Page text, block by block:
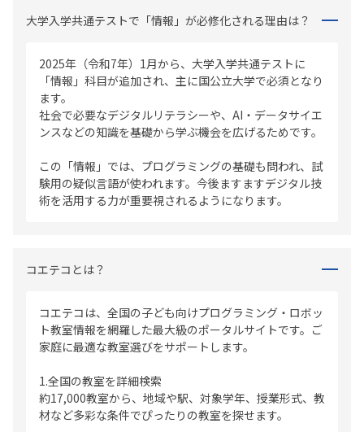
大学入学共通テストで「情報」が必修化される理由は？
2025年（令和7年）1月から、大学入学共通テストに
「情報」科目が追加され、主に国公立大学で必須となり
ます。
社会で必要なデジタルリテラシーや、AI・データサイエ
ンスなどの知識を基礎から学ぶ機会を広げるためです。
この「情報」では、プログラミングの基礎も問われ、試
験用の疑似言語が使われます。今後ますますデジタル技
術を活用する力が重要視されるようになります。
コエテコとは？
コエテコは、全国の子ども向けプログラミング・ロボッ
ト教室情報を網羅した最大級のポータルサイトです。ご
家庭に最適な教室選びをサポートします。
1.全国の教室を詳細検索
約17,000教室から、地域や駅、対象学年、授業形式、教
材など多彩な条件でぴったりの教室を探せます。